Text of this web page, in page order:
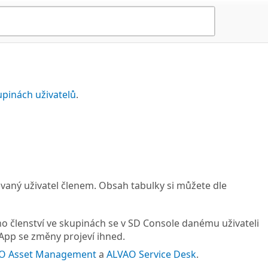
uživatelů.
uživatel členem. Obsah tabulky si můžete dle
ve skupinách se v SD Console danému uživateli
se změny projeví ihned.
Asset Managementa ALVAO Service Desk.